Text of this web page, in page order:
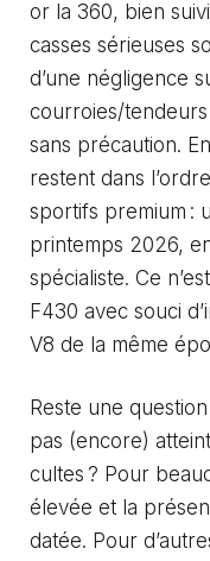
or la 360, bien
casses sérieuses
d’une négligence
courroies/
sans précaution.
restent dans
sportifs premium :
printemps 2026,
spécialiste. Ce
F430 avec souci
V8 de la même
Reste une
pas (encore)
cultes ? Pour
élevée et la
datée. Pour